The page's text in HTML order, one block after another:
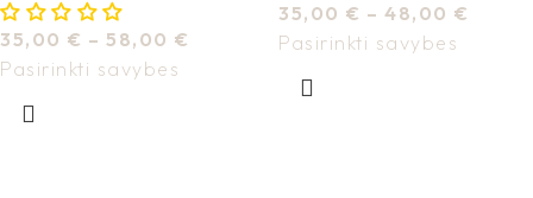
35,00 € – 58,00 €
Pasirinkti savybes
35,00 € – 48,00 €
Pasirinkti savybes